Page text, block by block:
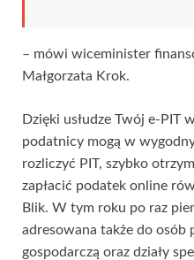
– mówi wiceminister
Małgorzata Krok.
Dzięki usłudze Twój e-PIT
podatnicy mogą w
rozliczyć PIT, szybko
zapłacić podatek online
Blik. W tym roku po raz
adresowana także do osób
gospodarczą oraz działy